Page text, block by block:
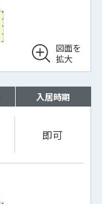
図面を
拡大
入居時期
即可